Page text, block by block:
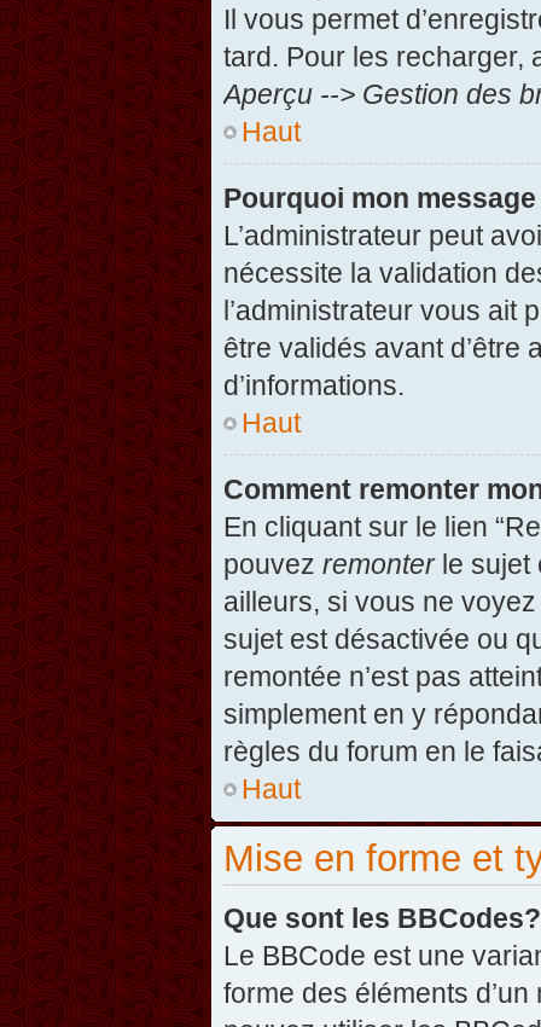
Il vous permet
tard. Pour les recharger,
Aperçu --> Gestion des
Haut
Pourquoi mon
L’administrateur peut
nécessite la validation
l’administrateur vous ait
être validés avant d’être
d’informations.
Haut
Comment remonter
En cliquant sur le lien
pouvez remonterle sujet
ailleurs, si vous ne
sujet est désactivée ou
remontée n’est pas
simplement en y
règles du forum en le
Haut
Mise en forme et
Que sont les BBCodes?
Le BBCode est une
forme des éléments